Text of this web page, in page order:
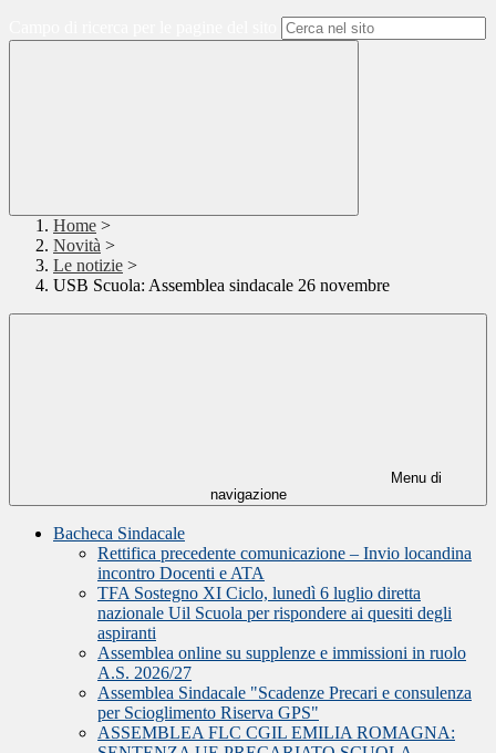
Home >
Novità >
Le notizie >
USB Scuola: Assemblea sindacale 26 novembre
Menu di
navigazione
Bacheca Sindacale
Rettifica precedente comunicazione – Invio locandina
incontro Docenti e ATA
TFA Sostegno XI Ciclo, lunedì 6 luglio diretta
nazionale Uil Scuola per rispondere ai quesiti degli
aspiranti
Assemblea online su supplenze e immissioni in ruolo
A.S. 2026/27
Assemblea Sindacale "Scadenze Precari e consulenza
per Scioglimento Riserva GPS"
ASSEMBLEA FLC CGIL EMILIA ROMAGNA: